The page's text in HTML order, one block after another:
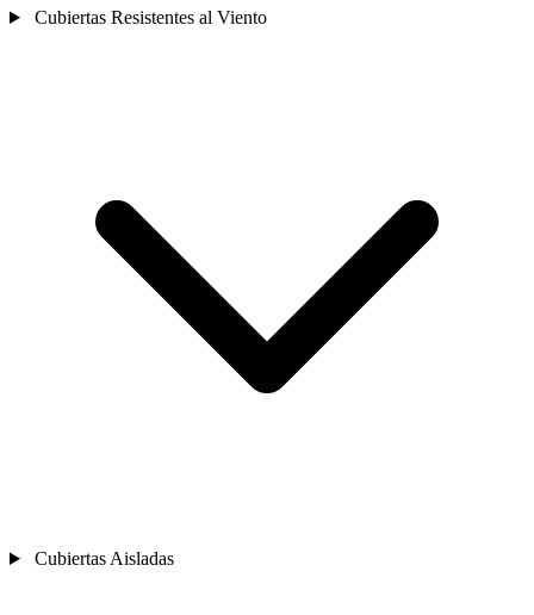
Cubiertas Resistentes al Viento
Cubiertas Aisladas